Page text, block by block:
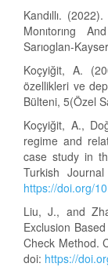
Kandıllı.
Monıtorıng
Sarıoglan-
Koçyiğit, A.
özellikleri ve
Bülteni, 5(Özel
Koçyiğit, A.,
regime and
case study in
Turkish
https://doi.org/
Liu, J., and
Exclusion
Check Method.
doi: https://